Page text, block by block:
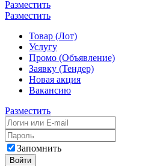
Разместить
Разместить
Товар (Лот)
Услугу
Промо (Объявление)
Заявку (Тендер)
Новая акция
Вакансию
Разместить
Запомнить
Войти